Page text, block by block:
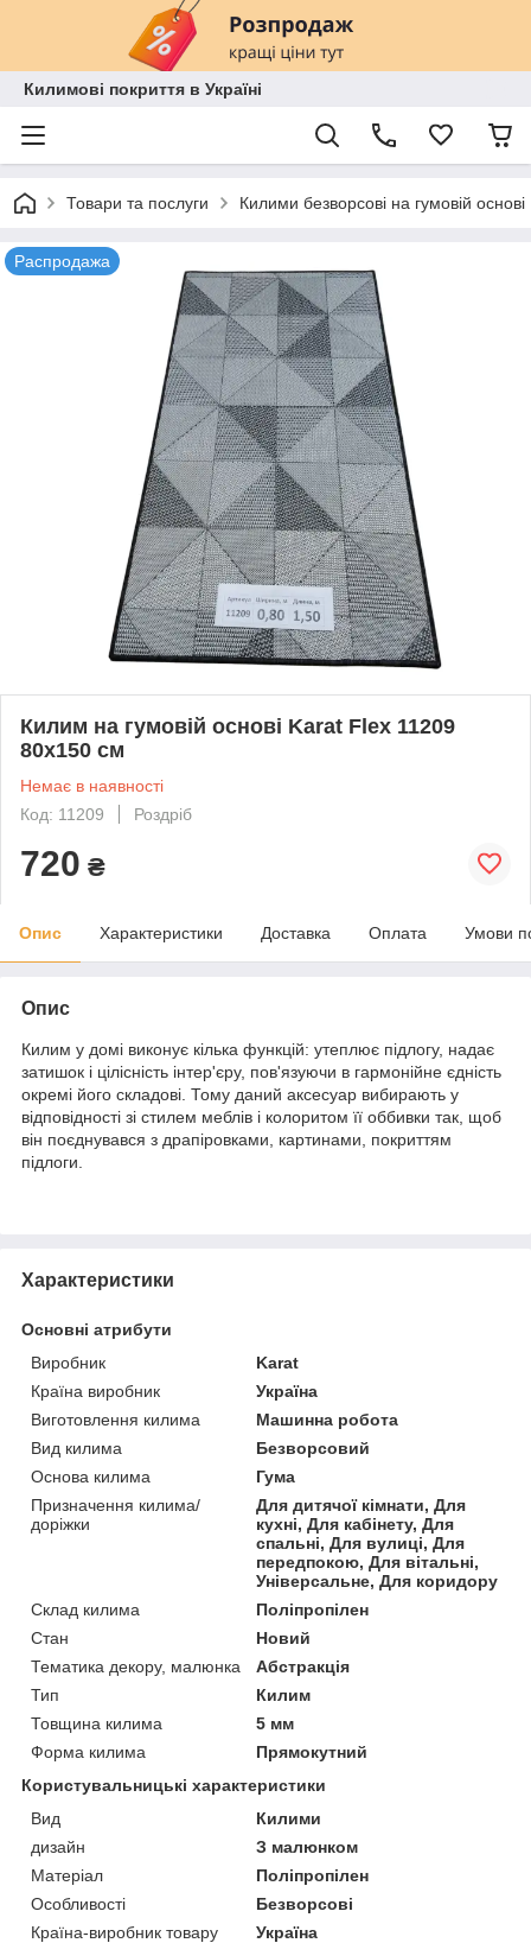
Килимові покриття в Україні
Товари та послуги Килими безворсові на гумовій основі
Распродажа
Килим на гумовій основі Karat Flex 11209
80х150 см
Немає в наявності
Код: 11209
Роздріб
720 ₴
Опис Характеристики Доставка Оплата Умови
Опис
Килим у домі виконує кілька функцій: утеплює підлогу, надає
затишок і цілісність інтер'єру, пов'язуючи в гармонійне єдність
окремі його складові. Тому даний аксесуар вибирають у
відповідності зі стилем меблів і колоритом її оббивки так, щоб
він поєднувався з драпіровками, картинами, покриттям
підлоги.
Характеристики
Основні атрибути
Виробник
Karat
Країна виробник
Україна
Виготовлення килима
Машинна робота
Вид килима
Безворсовий
Основа килима
Гума
Призначення килима/
доріжки
Для дитячої кімнати, Для
кухні, Для кабінету, Для
спальні, Для вулиці, Для
передпокою, Для вітальні,
Універсальне, Для коридору
Склад килима
Поліпропілен
Стан
Новий
Тематика декору, малюнка
Абстракція
Тип
Килим
Товщина килима
5 мм
Форма килима
Прямокутний
Користувальницькі характеристики
Вид
Килими
дизайн
З малюнком
Матеріал
Поліпропілен
Особливості
Безворсові
Країна-виробник товару
Україна